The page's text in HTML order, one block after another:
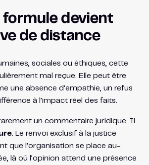
formule devient
de distance
sociales ou éthiques, cette
mal reçue. Elle peut être
une absence d’empathie, un refus
à l’impact réel des faits.
un commentaire juridique. Il
. Le renvoi exclusif à la justice
que l’organisation se place au-
là où l’opinion attend une présence